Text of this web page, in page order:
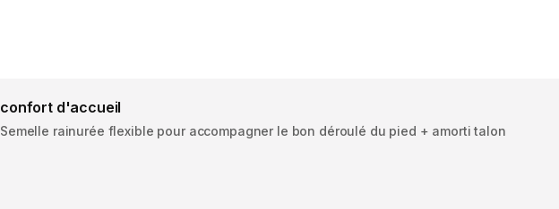
confort d'accueil
Semelle rainurée flexible pour accompagner le bon déroulé du pied + amorti talon